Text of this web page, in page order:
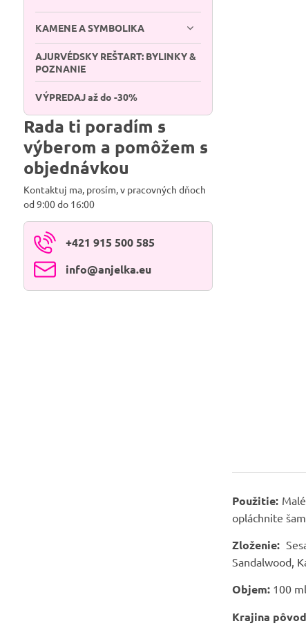
Použitie:
opláchnite
Zloženie:
Sandalwood,
Objem: 100 ml
Krajina
KAMENE A SYMBOLIKA
AJURVÉDSKY REŠTART: BYLINKY &
POZNANIE
VÝPREDAJ až do -30%
Rada ti poradím s
výberom a pomôžem s
objednávkou
Kontaktuj ma, prosím, v pracovných dňoch
od 9:00 do 16:00
+421 915 500 585
info​@anjelka​.eu